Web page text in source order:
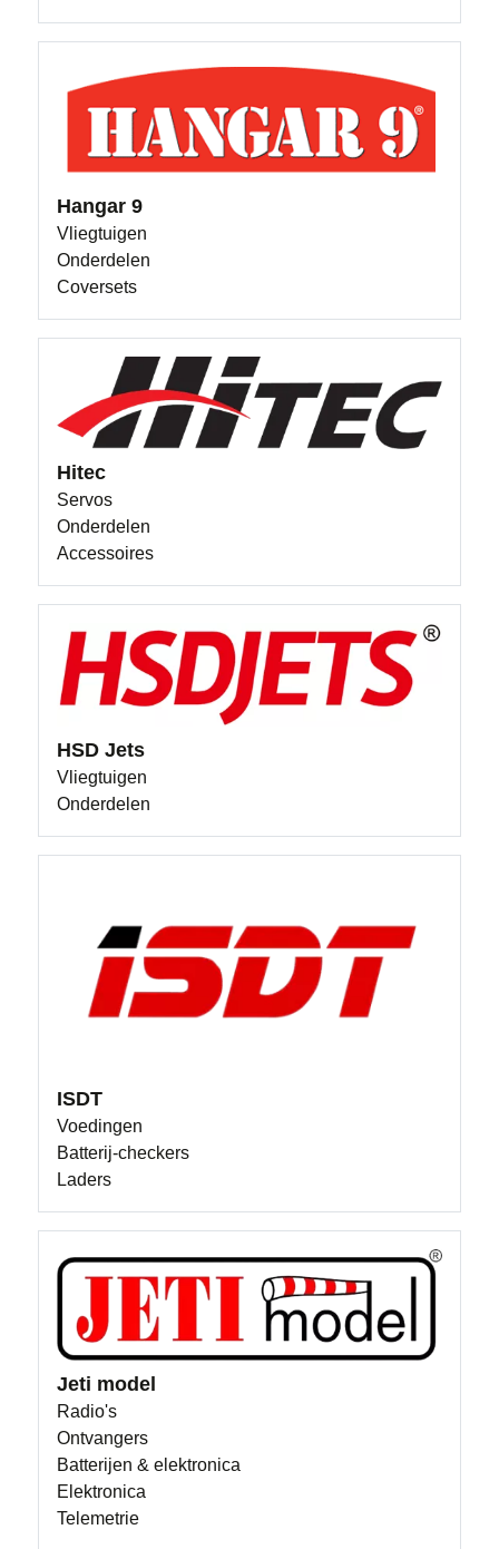
Hangar 9
Vliegtuigen
Onderdelen
Coversets
Hitec
Servos
Onderdelen
Accessoires
HSD Jets
Vliegtuigen
Onderdelen
ISDT
Voedingen
Batterij-checkers
Laders
Jeti model
Radio's
Ontvangers
Batterijen & elektronica
Elektronica
Telemetrie